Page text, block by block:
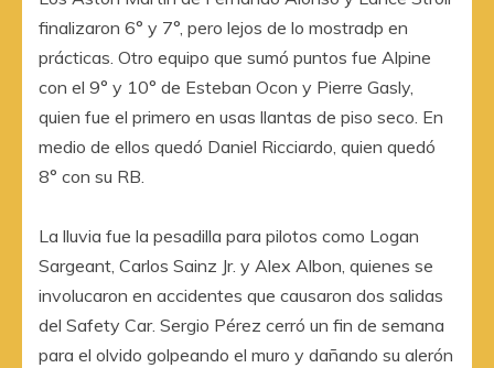
finalizaron 6° y 7°, pero lejos de lo mostradp en
prácticas. Otro equipo que sumó puntos fue Alpine
con el 9° y 10° de Esteban Ocon y Pierre Gasly,
quien fue el primero en usas llantas de piso seco. En
medio de ellos quedó Daniel Ricciardo, quien quedó
8° con su RB.
La lluvia fue la pesadilla para pilotos como Logan
Sargeant, Carlos Sainz Jr. y Alex Albon, quienes se
involucaron en accidentes que causaron dos salidas
del Safety Car. Sergio Pérez cerró un fin de semana
para el olvido golpeando el muro y dañando su alerón